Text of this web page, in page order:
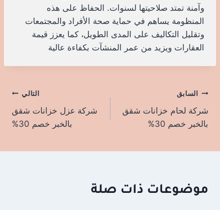
وآمنة تمتد صلاحيتها لسنوات. الحفاظ على هذه
المنظومة يساهم في حماية صحة الأفراد والمجتمعات
وتقليل التكاليف على المدى الطويل، كما يعزز قيمة
العقارات ويزيد من عمر المنشآت بكفاءة عالية
تصفّح
المقالات
السابق
شركة لحام خزانات شقق
بالخبر خصم 30%
التالي
شركة عزل خزانات شقق
بالخبر خصم 30%
موضوعات ذات صلة